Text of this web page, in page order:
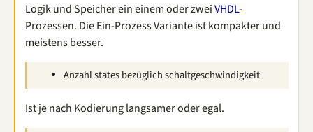
Logik und Speicher ein einem oder zweiVHDL-
Prozessen. Die Ein-Prozess Variante ist kompakter und
meistens besser.
Anzahl states bezüglich schaltgeschwindigkeit
Ist je nach Kodierung langsamer oder egal.